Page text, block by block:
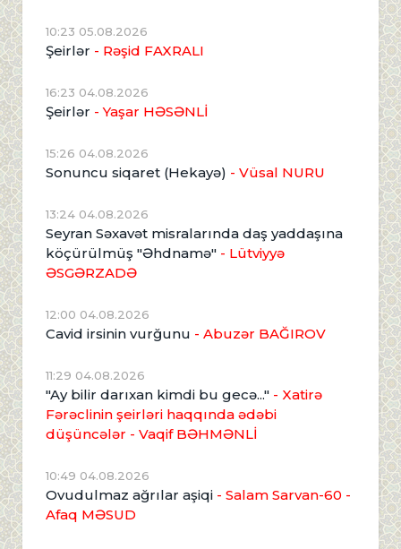
10:23 05.08.2026
Şeirlər - Rəşid FAXRALI
16:23 04.08.2026
Şeirlər - Yaşar HƏSƏNLİ
15:26 04.08.2026
Sonuncu siqaret (Hekayə) - Vüsal NURU
13:24 04.08.2026
Seyran Səxavət misralarında daş yaddaşına
köçürülmüş "Əhdnamə" - Lütviyyə
ƏSGƏRZADƏ
12:00 04.08.2026
Cavid irsinin vurğunu - Abuzər BAĞIROV
11:29 04.08.2026
"Ay bilir darıxan kimdi bu gecə..." - Xatirə
Fərəclinin şeirləri haqqında ədəbi
düşüncələr - Vaqif BƏHMƏNLİ
10:49 04.08.2026
Ovudulmaz ağrılar aşiqi - Salam Sarvan-60 -
Afaq MƏSUD